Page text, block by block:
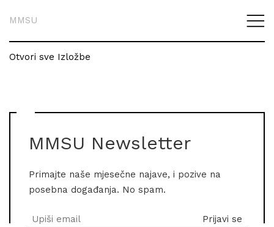
MMSU
Otvori sve Izložbe
MMSU Newsletter
Primajte naše mjesečne najave, i pozive na
posebna događanja. No spam.